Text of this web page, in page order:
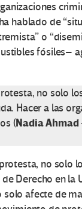
hablado de
o
fósiles–
no solo
Hacer a las
(Nadia Ahmad
no solo
Derecho en la
solo afecte de